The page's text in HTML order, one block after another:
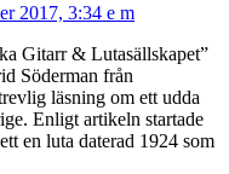
2017, 3:34 e m
Gitarr & Lutasällskapet”
Söderman från
läsning om ett udda
Enligt artikeln startade
en luta daterad 1924 som